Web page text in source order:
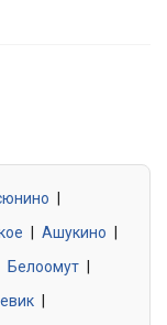
Ашукино
Белоомут